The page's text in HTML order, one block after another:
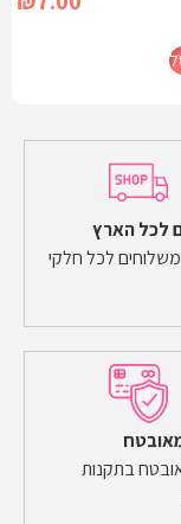
לכל הארץ
משלוחים לכל חלקי
בתקנות